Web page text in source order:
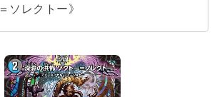
＝ソレクトー》